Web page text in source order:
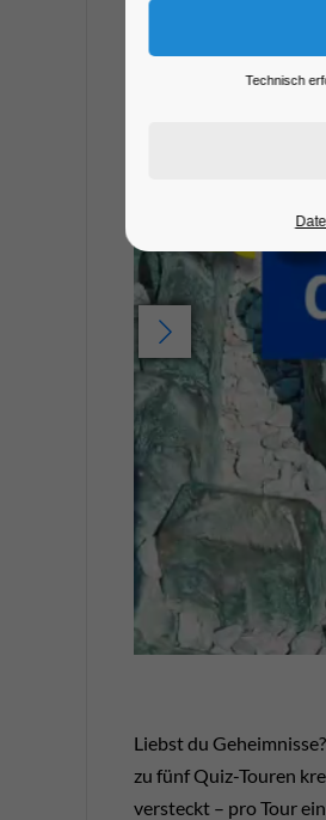
Liebst du
zu fünf Quiz-Touren
versteckt – pro Tour
Technisch